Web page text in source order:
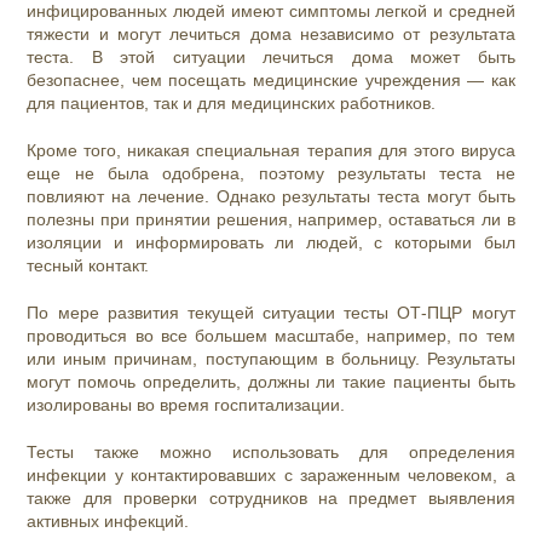
инфицированных людей имеют симптомы легкой и средней
тяжести и могут лечиться дома независимо от результата
теста. В этой ситуации лечиться дома может быть
безопаснее, чем посещать медицинские учреждения — как
для пациентов, так и для медицинских работников.
Кроме того, никакая специальная терапия для этого вируса
еще не была одобрена, поэтому результаты теста не
повлияют на лечение. Однако результаты теста могут быть
полезны при принятии решения, например, оставаться ли в
изоляции и информировать ли людей, с которыми был
тесный контакт.
По мере развития текущей ситуации тесты ОТ-ПЦР могут
проводиться во все большем масштабе, например, по тем
или иным причинам, поступающим в больницу. Результаты
могут помочь определить, должны ли такие пациенты быть
изолированы во время госпитализации.
Тесты также можно использовать для определения
инфекции у контактировавших с зараженным человеком, а
также для проверки сотрудников на предмет выявления
активных инфекций.